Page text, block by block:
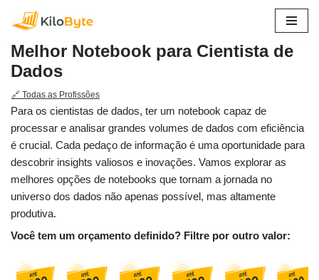
para
o
conteúdo
Melhor Notebook para Cientista de
Dados
🔗 Todas as Profissões
Para os cientistas de dados, ter um notebook capaz de
processar e analisar grandes volumes de dados com eficiência
é crucial. Cada pedaço de informação é uma oportunidade para
descobrir insights valiosos e inovações. Vamos explorar as
melhores opções de notebooks que tornam a jornada no
universo dos dados não apenas possível, mas altamente
produtiva.
Você tem um orçamento definido? Filtre por outro valor: